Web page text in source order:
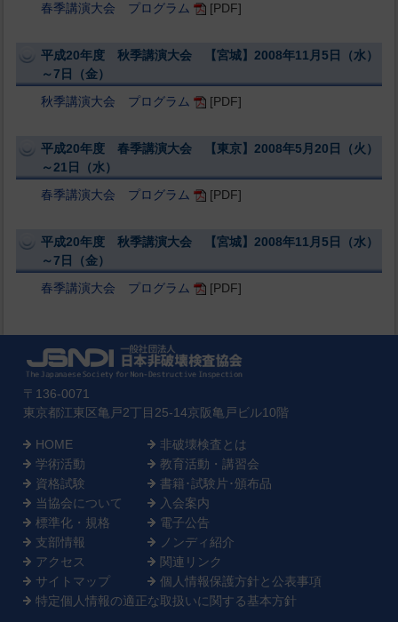
春季講演大会 プログラム
[PDF]
平成20年度 秋季講演大会 【宮城】2008年11月5日（水）
～7日（金）
秋季講演大会 プログラム
[PDF]
平成20年度 春季講演大会 【東京】2008年5月20日（火）
～21日（水）
春季講演大会 プログラム
[PDF]
平成20年度 秋季講演大会 【宮城】2008年11月5日（水）
～7日（金）
春季講演大会 プログラム
[PDF]
〒136-0071
東京都江東区亀戸2丁目25-14京阪亀戸ビル10階
HOME
非破壊検査とは
学術活動
教育活動・講習会
資格試験
書籍･試験片･頒布品
当協会について
入会案内
標準化・規格
電子公告
支部情報
ノンディ紹介
アクセス
関連リンク
サイトマップ
個人情報保護方針と公表事項
特定個人情報の適正な取扱いに関する基本方針